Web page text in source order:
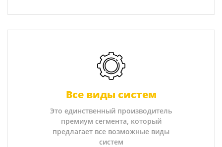
Все виды систем
Это единственный производитель
премиум сегмента, который
предлагает все возможные виды
систем